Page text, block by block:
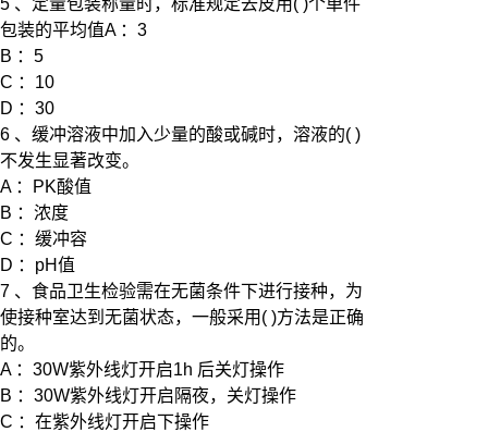
5 、定量包装称量时，标准规定去皮用( )个单件
包装的平均值A ：3
B ：5
C ：10
D ：30
6 、缓冲溶液中加入少量的酸或碱时，溶液的( )
不发生显著改变。
A ：PK酸值
B ：浓度
C ：缓冲容
D ：pH值
7 、食品卫生检验需在无菌条件下进行接种，为
使接种室达到无菌状态，一般采用( )方法是正确
的。
A ：30W紫外线灯开启1h 后关灯操作
B ：30W紫外线灯开启隔夜，关灯操作
C ：在紫外线灯开启下操作